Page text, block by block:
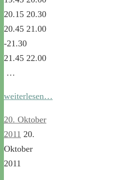
20.15 20.30
20.45 21.00
-21.30
21.45 22.00
…
weiterlesen…
20. Oktober
2011 20.
Oktober
2011